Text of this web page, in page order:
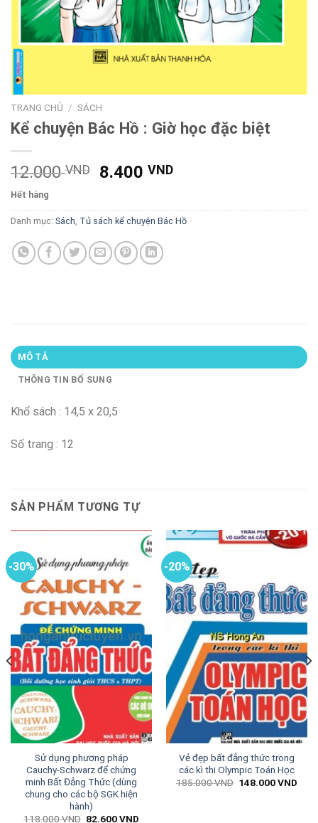
TRANG CHỦ / SÁCH
Kể chuyện Bác Hồ : Giờ học đặc biệt
12.000VND
Giá
là:
12.000 VND.
8.400VNDGiá
tại
là:
Hết hàng
Danh mục: Sách Tủ sách kể chuyện Bác Hồ
MÔ TẢ
THÔNG TIN BỔ SUNG
Khổ sách : 14,5 x 20,5
Số trang : 12
SẢN PHẨM TƯƠNG TỰ
-30%
Sử dụng phương pháp
Cauchy-Schwarz để chứng
minh Bất Đẳng Thức (dùng
chung cho các bộ SGK hiện
hành)
118.000VND Giá
82.600VND
-20%
Vẻ đẹp bất đẳng thức trong
các kì thi Olympic Toán Học
185.000VND Giá
148.000VND